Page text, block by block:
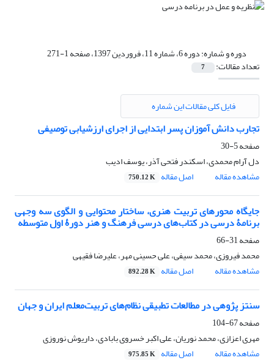
دوره و شماره:دوره 6، شماره 11، فروردین 1397، صفحه 1-271
تعداد مقالات: 7
فایل کلی مقالات این شماره
تجارب دانش آموزان پسر ابتدایی از اجرای ارزشیابی توصیفی
صفحه5-30
دل آرام محمدی، اسکندر فتحی آذر، یوسف ادیب
مشاهده مقاله
اصل مقاله 750.12 K
جایگاه محورهای تربیت هنری، ساختار محتوایی و الگوی سه وجهی
برنامۀ درسی در کتاب‌های درسی فرهنگ و هنر دورۀ اول متوسطه
صفحه31-66
محمد فیروزی، محمد سیفی، علی حسینی مهر، علیرضا فقیهی
مشاهده مقاله
اصل مقاله 892.28 K
سنتز پژوهی در مطالعات تطبیقی نظام‌های تربیت‌معلم ایران و جهان
صفحه67-104
مهری اعزازی، محمد نوریان، علی اکبر خسروی بابادی، داریوش نوروزی
مشاهده مقاله
اصل مقاله 975.85 K